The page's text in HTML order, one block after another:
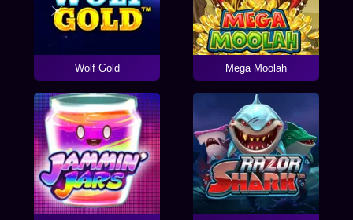
Wolf Gold Mega Moolah